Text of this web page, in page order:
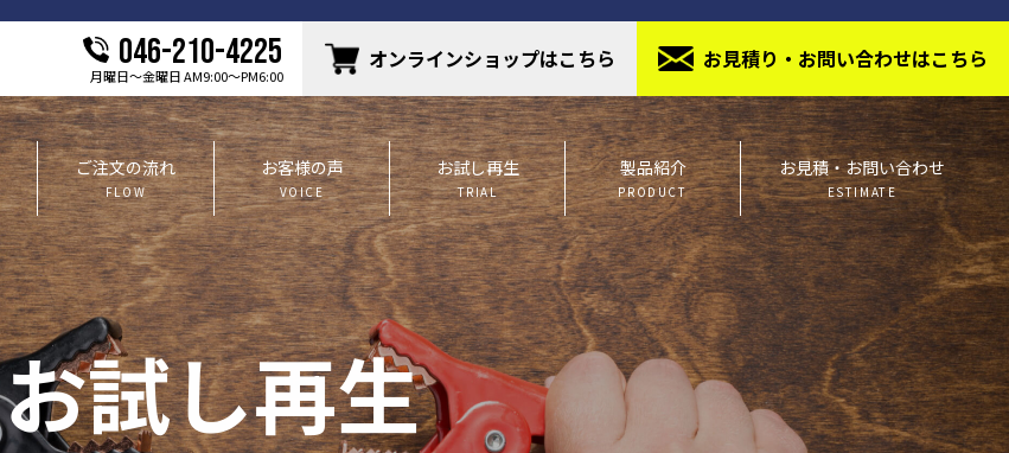
046-210-4225
月曜日〜金曜日 AM9:00〜PM6:00
オンラインショップはこちら お⾒積り・お問い合わせはこちら
ご注文の流れ
FLOW
お客様の声
VOICE
お試し再生
TRIAL
製品紹介
PRODUCT
お見積・お問い合わせ
ESTIMATE
お試し再生